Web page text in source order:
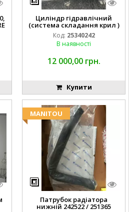
Циліндр гідравлічний
(система складання крил )
Код: 25340242
В наявності
12 000,00 грн.
Купити
MANITOU
Патрубок радіатора
нижній 242522 / 251365